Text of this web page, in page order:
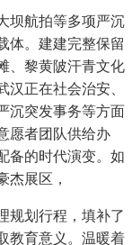
航拍等多项严沉
体。建建完整保留
、黎黄陂汗青文化
正在社会治安、
沉突发事务等方面
愿者团队供给办
备的时代演变。如
杰展区，
划行程，填补了
教育意义。温暖着